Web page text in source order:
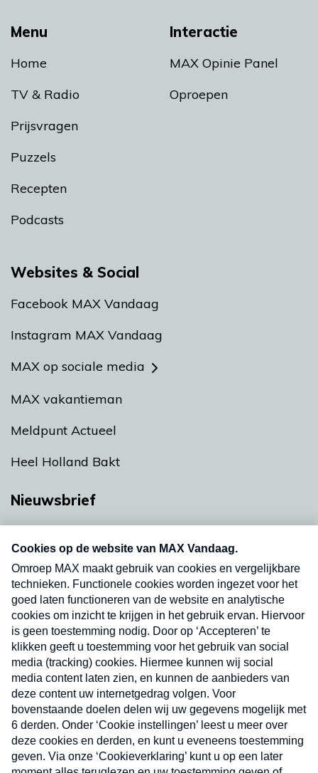
Menu
Home
TV & Radio
Prijsvragen
Puzzels
Recepten
Podcasts
Interactie
MAX Opinie Panel
Oproepen
Websites & Social
Facebook MAX Vandaag
Instagram MAX Vandaag
MAX op sociale media
MAX vakantieman
Meldpunt Actueel
Heel Holland Bakt
Nieuwsbrief
Neem hier een gratis abonnement op onze
nieuwsbrief. Elke vrijdag- en dinsdagochtend in
uw mailbox.
Verzend
Nieuwsbrief
Neem hier een gratis abonnement op onze